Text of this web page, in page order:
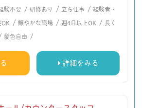
験不要 / 研修あり / 立ち仕事 / 経験者・
OK / 賑やかな職場 / 週4日以上OK / 長く
髪色自由 /
詳細をみる